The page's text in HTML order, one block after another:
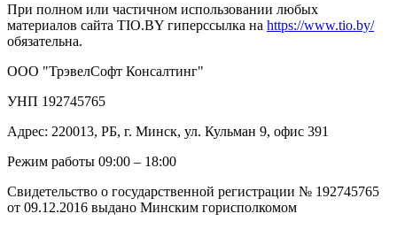
При полном или частичном использовании любых
материалов сайта TIO.BY гиперссылка на https://www.tio.by/
обязательна.
ООО "ТрэвелСофт Консалтинг"
УНП 192745765
Адрес: 220013, РБ, г. Минск, ул. Кульман 9, офис 391
Режим работы 09:00 – 18:00
Свидетельство о государственной регистрации № 192745765
от 09.12.2016 выдано Минским горисполкомом